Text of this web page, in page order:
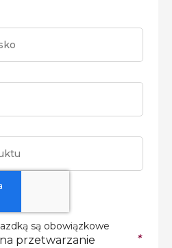
są obowiązkowe
przetwarzanie
*